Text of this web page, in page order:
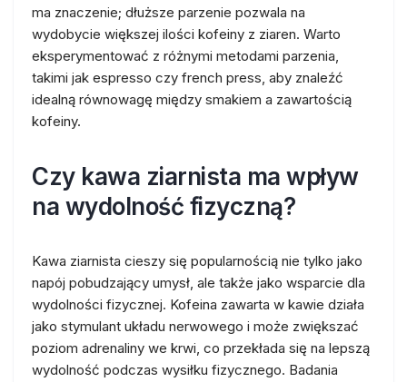
ma znaczenie; dłuższe parzenie pozwala na
wydobycie większej ilości kofeiny z ziaren. Warto
eksperymentować z różnymi metodami parzenia,
takimi jak espresso czy french press, aby znaleźć
idealną równowagę między smakiem a zawartością
kofeiny.
Czy kawa ziarnista ma wpływ
na wydolność fizyczną?
Kawa ziarnista cieszy się popularnością nie tylko jako
napój pobudzający umysł, ale także jako wsparcie dla
wydolności fizycznej. Kofeina zawarta w kawie działa
jako stymulant układu nerwowego i może zwiększać
poziom adrenaliny we krwi, co przekłada się na lepszą
wydolność podczas wysiłku fizycznego. Badania